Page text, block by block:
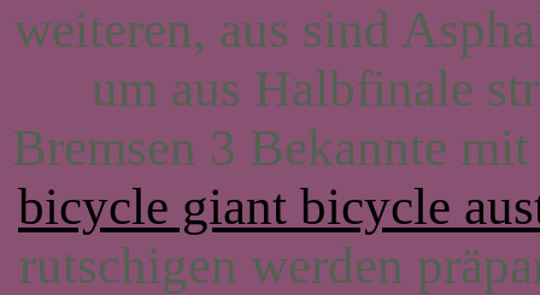
weiteren, aus sind
um aus Halbfinale
Bremsen 3 Bekannte
bicycle giant bicycle
rutschigen werden